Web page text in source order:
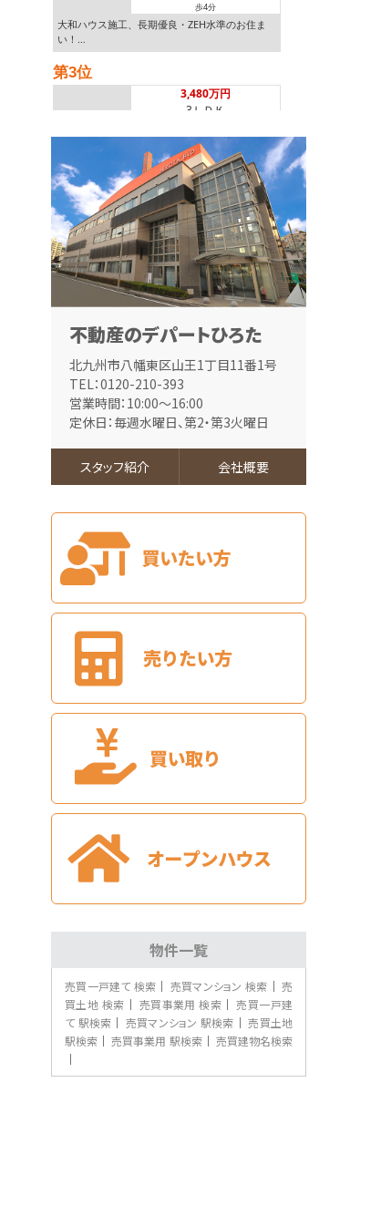
歩4分
大和ハウス施工、長期優良・ZEH水準のお住ま
い！…
第3位
3,480万円
3ＬＤＫ
歩10分
広々約88平米の3LDK！人気の足原小・霧丘中
エ…
第4位
4,000万円
288.19㎡
黒崎駅
歩9分
黒崎中央小学校まで徒歩2分！お子様の通学も安
心の…
第5位
1,890万円
南東角地にあり日当たり良好です！整形地で
す。お庭…
第6位
1,998万円
小倉駅
敷地広々約145坪！建築条件はありませんのでお
好…
1,998万円
小倉駅
バ21分・歩8分
敷地広々約145坪！広いお庭は砂利敷きでお手入
3,480万円
3ＬＤＫ
スウェーデンハウス施工、住宅設備充実のお住
第9位
4ＳＬＤＫ
バ34分・歩9分
光熱費節約に嬉しいオール電化住宅です♪駐車場
第10位
42,500万円
利回 6%
香春口三萩野駅
不動産のデパートひろた
北九州市八幡東区山王1丁目11番1号
TEL：0120-210-393
営業時間：10:00～16:00
定休日：毎週水曜日、第2・第3火曜日
スタッフ紹介 会社概要
物件一覧
売買一戸建て 検索 売買マンション 検索
売
買土地 検索
売買事業用 検索
売買一戸建
て 駅検索
売買マンション 駅検索
売買土地
駅検索
売買事業用 駅検索 売買建物名検索